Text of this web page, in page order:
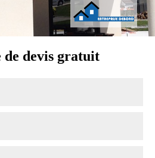
de devis gratuit